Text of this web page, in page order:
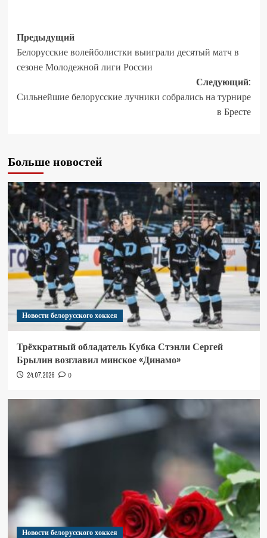
Предыдущий
Белорусские волейболистки выиграли десятый матч в
сезоне Молодежной лиги России
Следующий:
Сильнейшие белорусские лучники собрались на турнире
в Бресте
Больше новостей
Новости белорусского хоккея
Трёхкратный обладатель Кубка Стэнли Сергей
Брылин возглавил минское «Динамо»
24.07.2026 0
Новости белорусского хоккея